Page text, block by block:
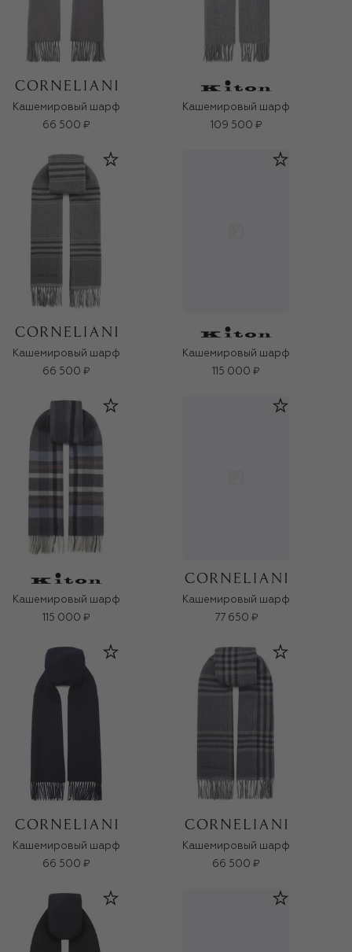
Кашемировый шарф
66 500 ₽
Кашемировый шарф
109 500 ₽
Кашемировый шарф
66 500 ₽
Кашемировый шарф
115 000 ₽
Кашемировый шарф
115 000 ₽
Кашемировый шарф
77 650 ₽
Кашемировый шарф
66 500 ₽
Кашемировый шарф
66 500 ₽